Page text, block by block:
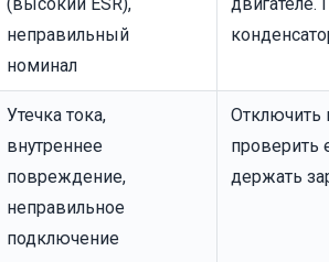
(высокий ESR),
неправильный
номинал
двигателе.
Утечка тока,
внутреннее
повреждение,
неправильное
подключение
Отключить
проверить
держать